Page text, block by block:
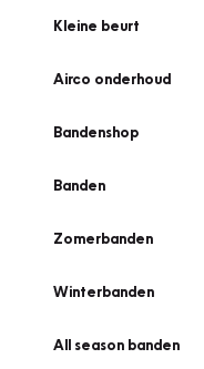
Kleine beurt
Airco onderhoud
Bandenshop
Banden
Zomerbanden
Winterbanden
All season banden